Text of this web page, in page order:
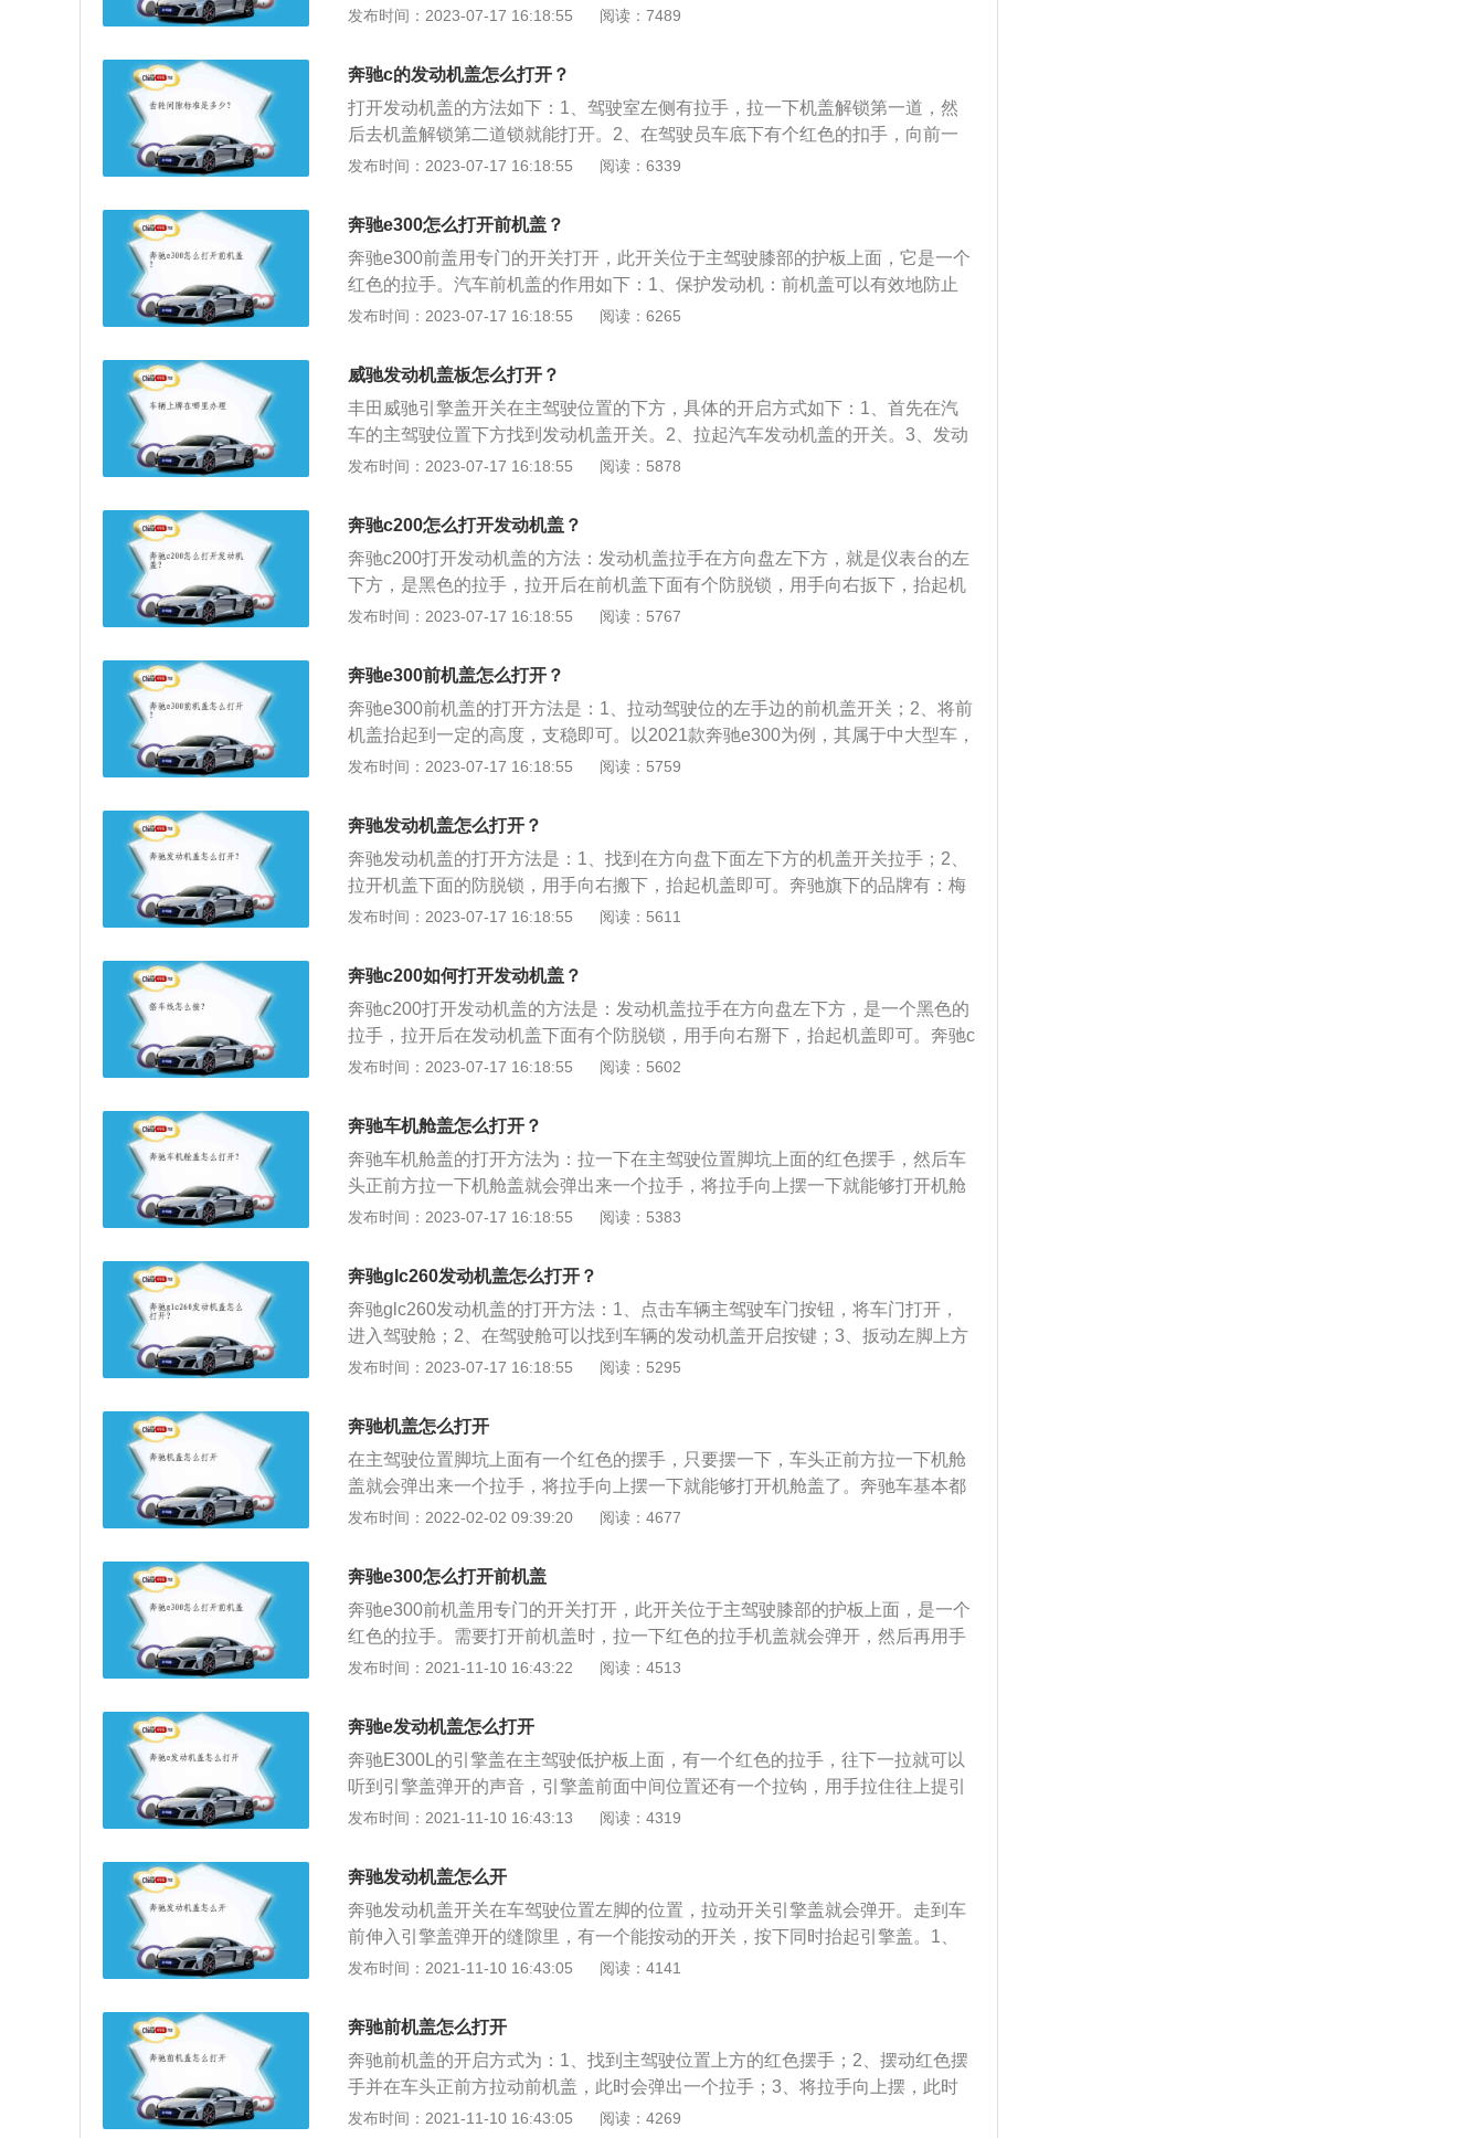
度，通过引擎盖外形可有效调整空气相对汽车运动时的流动方向和对车产生的阻
机、电路、油路等，通过提高引擎盖强度和构造，可充分防止冲击、腐蚀、雨
水、及电干扰等不利影响，充分保护车辆的正常工作；3、辅助驾驶视觉：对驾
驶员正确判断路面和前方状况很重要，通过引擎盖的外形可有效调整反射光线方
向和形式，从而降低光线对驾驶员的影响。
发布时间：2023-07-17 16:18:55 阅读：7489
奔驰c的发动机盖怎么打开？
打开发动机盖的方法如下：1、驾驶室左侧有拉手，拉一下机盖解锁第一道，然
后去机盖解锁第二道锁就能打开。2、在驾驶员车底下有个红色的扣手，向前一
拉就会弹开。发动机盖的作用：1、空气导流：通过发动机盖外形可有效调整空
2、保护发动机及周边管线配件等：通过提高发动机盖的强度和构造，可充分防
止冲击、腐蚀、雨水、及电干扰等不利影响，充分保护车辆的正常工作。3、美
观：车辆外观设计是车辆价值的一个直观体现，发动机盖作为整体外观的一个重
要组成部分，有着至关重要的作用，赏心悦目，体现整体汽车的概念。4、辅助
驾驶视觉：通过发动机盖的外形可有效调整反射光线的方向和形式，从而降低光
到防护盾作用，有效阻隔空气和阻止火焰的蔓延，降低燃烧风险和损失。
发布时间：2023-07-17 16:18:55 阅读：6339
奔驰e300怎么打开前机盖？
奔驰e300前盖用专门的开关打开，此开关位于主驾驶膝部的护板上面，它是一个
红色的拉手。汽车前机盖的作用如下：1、保护发动机：前机盖可以有效地防止
汽车发动机受到风吹、日晒、雨淋，也防止高速行驶下有异物撞击发动机而使其
很重要；2、导流：前机盖的设计都符合空气动力学，通过空气导流减少汽车行
进的阻力，也利于汽车的稳定性；3、保护驾乘人员的安全：当汽车发动机爆沸
或者爆燃时，可以有效隔绝汽车发动机产生的冲击力，一定程度上保护了驾乘人
员的安全。
发布时间：2023-07-17 16:18:55 阅读：6265
威驰发动机盖板怎么打开？
丰田威驰引擎盖开关在主驾驶位置的下方，具体的开启方式如下：1、首先在汽
车的主驾驶位置下方找到发动机盖开关。2、拉起汽车发动机盖的开关。3、发动
机盖就可弹开。4、将发动机盖抬起来，支起支撑杆即可。汽车发动机使用的注
利于节油。2、平时使用车辆时要注意观察，发现地上有油要判断是否出现发动
机漏油的现象，及时与汽车4S店沟通，除掉安全隐患。3、对于装有涡轮增压器
的汽车，在高速行驶或是爬坡后不要马上熄火，在怠速运转10分钟后再熄火，装
有涡轮增压器的汽车其形成积碳的速度比一般自然吸气式的汽车要快数倍。4、
当刹车油中混入或吸入水分，或者发现刹车油有杂质或沉淀物时，应该及时更换
发布时间：2023-07-17 16:18:55 阅读：5878
奔驰c200怎么打开发动机盖？
奔驰c200打开发动机盖的方法：发动机盖拉手在方向盘左下方，就是仪表台的左
下方，是黑色的拉手，拉开后在前机盖下面有个防脱锁，用手向右扳下，抬起机
盖即可。发动机盖采用橡胶发泡棉和铝箔材料制造而成，在降低发动机噪音的时
面，防止老化。奔驰c200是奔驰推出的一款中型车，长宽高分别是4698mm、18
10mm、1408mm，轴距为2840mm，搭载1.5T涡轮增压发动机，匹配9挡手自一
体变速箱。
发布时间：2023-07-17 16:18:55 阅读：5767
奔驰e300前机盖怎么打开？
奔驰e300前机盖的打开方法是：1、拉动驾驶位的左手边的前机盖开关；2、将前
机盖抬起到一定的高度，支稳即可。以2021款奔驰e300为例，其属于中大型车，
车身尺寸是：长5078mm、宽1860mm、高1484mm，轴距为3079mm，行李箱容
涡轮增压发动机，最大马力都是184ps，最大功率都是135kw，最大扭矩都是280
nm，与其匹配的都是9挡手自一体变速箱。
发布时间：2023-07-17 16:18:55 阅读：5759
奔驰发动机盖怎么打开？
奔驰发动机盖的打开方法是：1、找到在方向盘下面左下方的机盖开关拉手；2、
拉开机盖下面的防脱锁，用手向右搬下，抬起机盖即可。奔驰旗下的品牌有：梅
赛德斯奔驰、迈巴赫、Smart。以2011款迈巴赫62s为例，其属于大型车，车身尺
2s搭载了6.0t双涡轮增压发动机，最大马力是630ps，最大功率是463kw，最大功
率转速是每分钟4800到5100rpm，与其匹配的是5挡自动变速箱。
发布时间：2023-07-17 16:18:55 阅读：5611
奔驰c200如何打开发动机盖？
奔驰c200打开发动机盖的方法是：发动机盖拉手在方向盘左下方，是一个黑色的
拉手，拉开后在发动机盖下面有个防脱锁，用手向右掰下，抬起机盖即可。奔驰c
200是奔驰旗下的一款车型，其车身尺寸长宽高分别为4784mm、1810mm、145
造型更加动感，防划伤车漆是外观的一大亮点。内饰方面，奔驰c200的做工比较
精细，音响效果好。
发布时间：2023-07-17 16:18:55 阅读：5602
奔驰车机舱盖怎么打开？
奔驰车机舱盖的打开方法为：拉一下在主驾驶位置脚坑上面的红色摆手，然后车
头正前方拉一下机舱盖就会弹出来一个拉手，将拉手向上摆一下就能够打开机舱
盖。梅赛德斯奔是一家以豪华和高性能著称的德国汽车品牌，总部设于德国斯图
型，也是奔驰所有车系中车型较全的一种。奔驰c级的长宽高分别为4581mm、18
10mm、1448mm，轴距是2760mm。
发布时间：2023-07-17 16:18:55 阅读：5383
奔驰glc260发动机盖怎么打开？
奔驰glc260发动机盖的打开方法：1、点击车辆主驾驶车门按钮，将车门打开，
进入驾驶舱；2、在驾驶舱可以找到车辆的发动机盖开启按键；3、扳动左脚上方
的红色发动机盖开启按钮，就可以将发动机盖解锁；4、还需要扳动发动机舱盖
分别为4764毫米、1898毫米、1642毫米，轴距为2973毫米。动力方面，奔驰glc
260搭载了一台涡轮增压发动机，该发动机的最大马力为197匹，最大扭矩为320
牛米，最大功率为145千瓦。
发布时间：2023-07-17 16:18:55 阅读：5295
奔驰机盖怎么打开
在主驾驶位置脚坑上面有一个红色的摆手，只要摆一下，车头正前方拉一下机舱
盖就会弹出来一个拉手，将拉手向上摆一下就能够打开机舱盖了。奔驰车基本都
是这种设计。奔驰机盖就是汽车的发动机盖的艺术，大部分汽车的发动机都是前
发泡面材料制成的，隔音效果很出色。汽车前机盖的作用有三点，分别是保障发
动机、空气倒流以及保障驾乘人员的安全。由于有汽车机盖，当汽车发动机爆沸
或爆燃的时候，能够有效的隔绝汽车发动机造成的冲击力，所以提高了安全性。
发布时间：2022-02-02 09:39:20 阅读：4677
奔驰e300怎么打开前机盖
奔驰e300前机盖用专门的开关打开，此开关位于主驾驶膝部的护板上面，是一个
红色的拉手。需要打开前机盖时，拉一下红色的拉手机盖就会弹开，然后再用手
将机盖提起来就可以了。关于汽车前机盖：汽车前机盖也就是汽车的引擎盖，大
一般采用铝箔材料和橡胶发泡棉材料制成，在隔音方面也会有不错的表现。汽车
前机盖的作用：1、保护发动机：前机盖可以有效的防止汽车发动机受到风吹、
日晒、雨淋，也防止高速行驶下有异物撞击发动机而使其损坏。众所周知，汽车
发动机舱内的零件比较多，而且还很复杂，所以汽车前机盖对其的保护作用就很
重要了。2、导流：一般来说，前机盖的设计都符合空气动力学，通过空气导流
发动机爆沸或者爆燃时，可以有效隔绝汽车发动机产生的冲击力，一定程度上保
护了驾乘人员的安全。
发布时间：2021-11-10 16:43:22 阅读：4513
奔驰e发动机盖怎么打开
奔驰E300L的引擎盖在主驾驶低护板上面，有一个红色的拉手，往下一拉就可以
听到引擎盖弹开的声音，引擎盖前面中间位置还有一个拉钩，用手拉住往上提引
擎盖就可以了。引擎盖可以保护发动机及周边管线配件等。引擎盖下，都是汽车
辆至关重要。通过提高引擎盖强度和构造，可充分防止冲击、腐蚀、雨水、及电
干扰等不利影响，充分保护车辆的正常工作。而且车辆外观设计是车辆价值的一
个直观体现，引擎盖作为整体外观的一个重要组成部分，有着至关重要的作用，
赏心悦目，体现整体汽车的概念。新款奔驰E级长轴距轿车基本延续了老款车型
的设计风格。国产奔驰E级在国内非常受欢迎，它介于奔驰C级和S级之间，起着
角形设计。尾部方面，新车主要针对尾灯进行了小幅调整。运动型E级中网使用
两条宽大的辐条贯穿加上大尺寸三叉星徽是其重要的标志，前保险杠进气口带黑
色菱形格栅，侧面采用双镀铬饰件，几何多光束LED大灯可根据当前道路条件及
发布时间：2021-11-10 16:43:13 阅读：4319
奔驰发动机盖怎么开
奔驰发动机盖开关在车驾驶位置左脚的位置，拉动开关引擎盖就会弹开。走到车
前伸入引擎盖弹开的缝隙里，有一个能按动的开关，按下同时抬起引擎盖。1、
拉起发动机舱盖拉手，发动机舱盖将轻微向上弹起；2、将手伸入发动机舱盖前
动机舱盖向上抬起；3.、打开发动机舱盖后，取出发动机舱盖支撑杆，将发动机
支撑杆的一端放入支撑槽口中，以支撑发动机舱盖。出于安全考虑，如今的汽车
发动机舱一般都采用了两重锁设计：驾驶舱锁和发动机舱锁，驾驶舱锁一般都采
用了拉板设计，车主要开启发动机舱首先需要开启驾驶舱锁，这个时候发动机舱
舱盖会弹开一定幅度处于半开状态。接下来需下车操作发动机舱锁，解锁后将发
发布时间：2021-11-10 16:43:05 阅读：4141
奔驰前机盖怎么打开
奔驰前机盖的开启方式为：1、找到主驾驶位置上方的红色摆手；2、摆动红色摆
手并在车头正前方拉动前机盖，此时会弹出一个拉手；3、将拉手向上摆，此时
前机盖就会顺利打开。汽车前机盖也是车辆的发动机盖，它的主要作用是保护汽
发布时间：2021-11-10 16:43:05 阅读：4269